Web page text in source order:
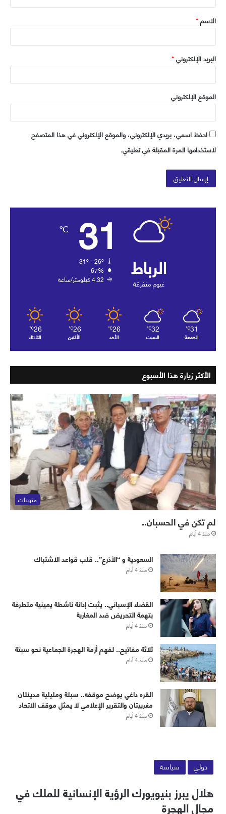
ق
*
الاسم*
البريد الإلكتروني*
الموقع الإلكتروني
احفظ اسمي، بريدي الإلكتروني، والموقع الإلكتروني في هذا المتصفح
لاستخدامها المرة المقبلة في تعليقي.
الرباط
غيوم متفرقة
31
℃
67%
4.32 كيلومتر/ساعة
31
℃
الجمعة
32
℃
السبت
26
℃
الأحد
26
℃
الأثنين
26
℃
الثلاثاء
الأكثر زيارة هذا الأسبوع
منوعات
لم تكن في الحسبان..
منذ 4 أيام
‏⁧‫السعودية‬⁩ و “الأذرع”.. قلب قواعد الاشتباك
منذ 4 أيام
القضاء الإسباني.. يثبت إدانة ناشطة يمينية متطرفة
بتهمة التحريض ضد المغاربة
منذ 4 أيام
ثلاثة مفاتيح.. لفهم أزمة الهجرة الجماعية نحو سبتة
منذ 4 أيام
القره داغي يوضح موقفه.. سبتة ومليلية مدينتان
مغربيتان والتقرير الإعلامي لا يمثل موقف الاتحاد
منذ 4 أيام